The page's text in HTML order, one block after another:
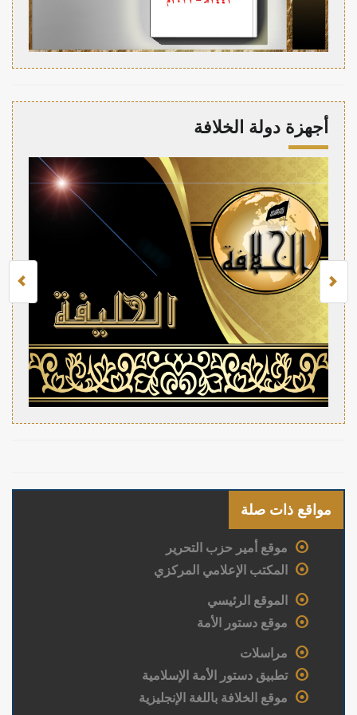
أجهزة دولة الخلافة
مواقع ذات صلة
موقع أمير حزب التحرير
المكتب الإعلامي المركزي
الموقع الرئيسي
موقع دستور الأمة
مراسلات
تطبيق دستور الأمة الإسلامية
موقع الخلافة باللغة الإنجليزية